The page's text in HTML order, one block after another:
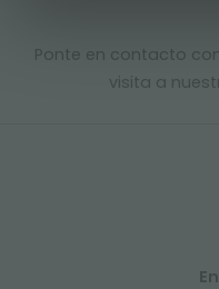
Ponte en contacto
visita a